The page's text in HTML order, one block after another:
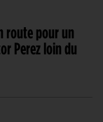
route pour un
Perez loin du